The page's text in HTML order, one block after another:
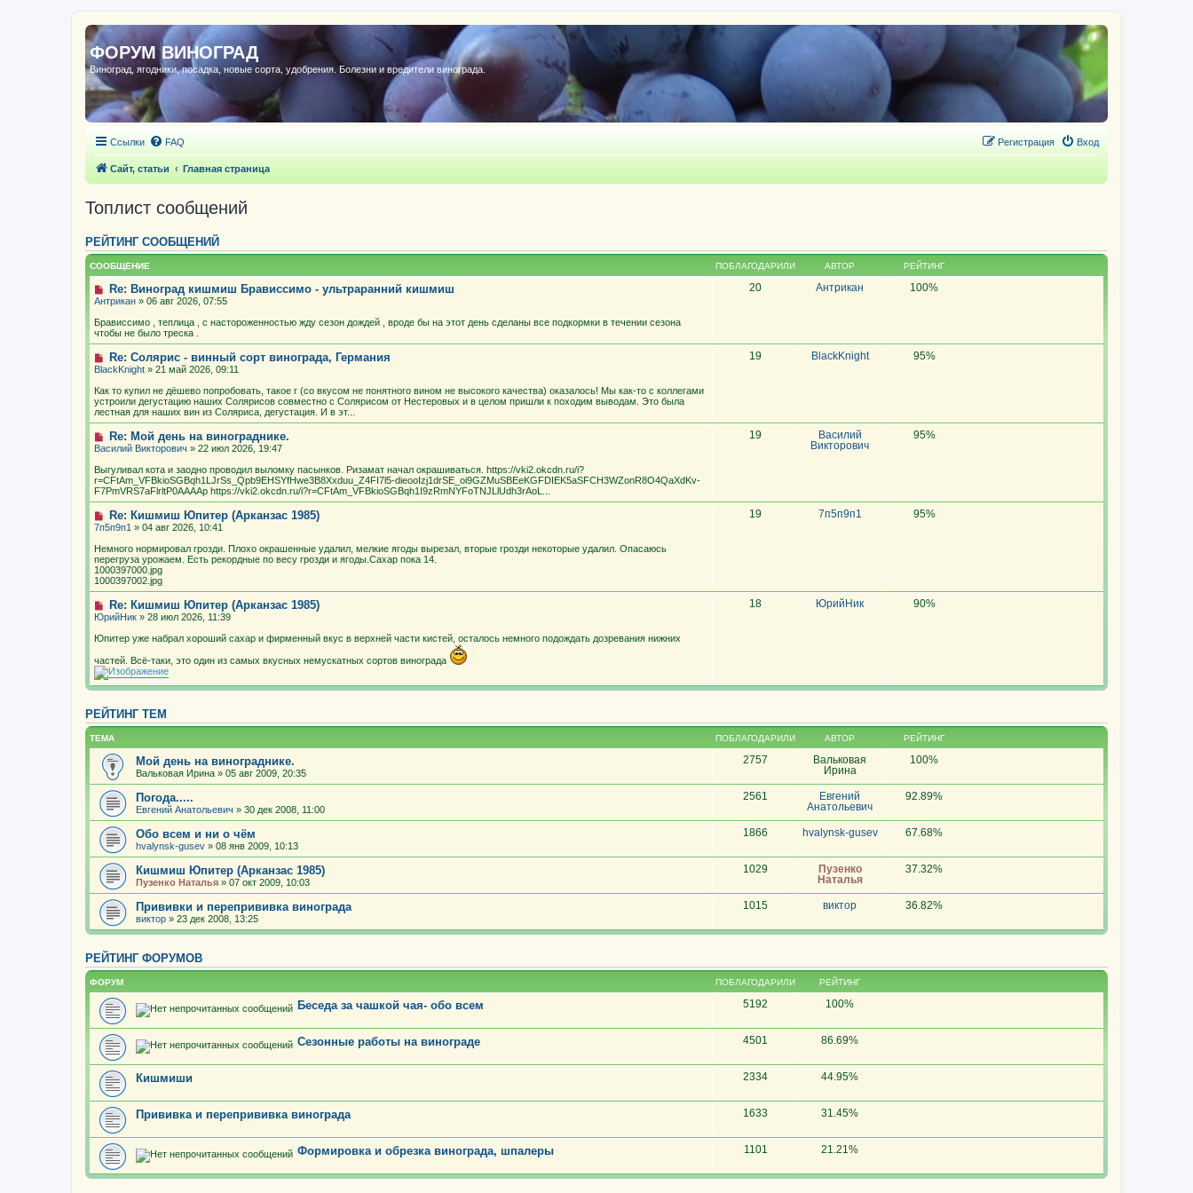
ФОРУМ ВИНОГРАД
Виноград, ягодники, посадка, новые сорта, удобрения. Болезни и вредители винограда.
Ссылки FAQ Вход
Регистрация
Сайт, статьи Главная страница
Топлист сообщений
РЕЙТИНГ СООБЩЕНИЙ
СООБЩЕНИЕ ПОБЛАГОДАРИЛИ АВТОР РЕЙТИНГ
Re: Виноград кишмиш Брависсимо - ультраранний кишмиш
Антрикан » 06 авг 2026, 07:55
Брависсимо , теплица , с настороженностью жду сезон дождей , вроде бы на этот день сделаны все подкормки в течении сезона
чтобы не было треска .
20 Антрикан 100%
Re: Солярис - винный сорт винограда, Германия
BlackKnight » 21 май 2026, 09:11
Как то купил не дёшево попробовать, такое г (со вкусом не понятного вином не высокого качества) оказалось! Мы как-то с коллегами
устроили дегустацию наших Солярисов совместно с Солярисом от Нестеровых и в целом пришли к походим выводам. Это была
лестная для наших вин из Соляриса, дегустация. И в эт...
19 BlackKnight 95%
Re: Мой день на винограднике.
Василий Викторович » 22 июл 2026, 19:47
Выгуливал кота и заодно проводил выломку пасынков. Ризамат начал окрашиваться. https://vki2.okcdn.ru/i?
r=CFtAm_VFBkioSGBqh1LJrSs_Qpb9EHSYfHwe3B8Xxduu_Z4FI7l5-dieooIzj1drSE_oi9GZMuSBEeKGFDIEK5aSFCH3WZonR8O4QaXdKv-
F7PmVRS7aFlrltP0AAAAp https://vki2.okcdn.ru/i?r=CFtAm_VFBkioSGBqh1I9zRmNYFoTNJLlUdh3rAoL...
19
Василий
Викторович
95%
Re: Кишмиш Юпитер (Арканзас 1985)
7п5п9п1 » 04 авг 2026, 10:41
Немного нормировал грозди. Плохо окрашенные удалил, мелкие ягоды вырезал, вторые грозди некоторые удалил. Опасаюсь
перегруза урожаем. Есть рекордные по весу грозди и ягоды.Сахар пока 14.
1000397000.jpg
1000397002.jpg
19 7п5п9п1 95%
Re: Кишмиш Юпитер (Арканзас 1985)
ЮрийНик » 28 июл 2026, 11:39
Юпитер уже набрал хороший сахар и фирменный вкус в верхней части кистей, осталось немного подождать дозревания нижних
частей. Всё-таки, это один из самых вкусных немускатных сортов винограда
18 ЮрийНик 90%
РЕЙТИНГ ТЕМ
ТЕМА ПОБЛАГОДАРИЛИ АВТОР РЕЙТИНГ
Мой день на винограднике.
Вальковая Ирина » 05 авг 2009, 20:35
2757
Вальковая
Ирина
100%
Погода.....
Евгений Анатольевич » 30 дек 2008, 11:00
2561
Евгений
Анатольевич
92.89%
Обо всем и ни о чём
hvalynsk-gusev » 08 янв 2009, 10:13
1866 hvalynsk-gusev 67.68%
Кишмиш Юпитер (Арканзас 1985)
Пузенко Наталья » 07 окт 2009, 10:03
1029
Пузенко
Наталья
37.32%
Прививки и перепрививка винограда
виктор » 23 дек 2008, 13:25
1015 виктор 36.82%
РЕЙТИНГ ФОРУМОВ
ФОРУМ ПОБЛАГОДАРИЛИ РЕЙТИНГ
Беседа за чашкой чая- обо всем 5192 100%
Сезонные работы на винограде 4501 86.69%
Кишмиши 2334 44.95%
Прививка и перепрививка винограда 1633 31.45%
Формировка и обрезка винограда, шпалеры 1101 21.21%